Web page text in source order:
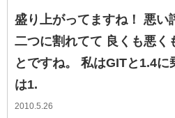
盛り上がってますね！ 悪い
二つに割れてて 良くも悪く
とですね。 私はGITと1.4
は1.
2010.5.26